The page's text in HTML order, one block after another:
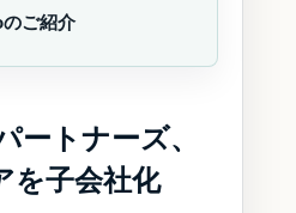
ご紹介
ートナーズ、
を子会社化